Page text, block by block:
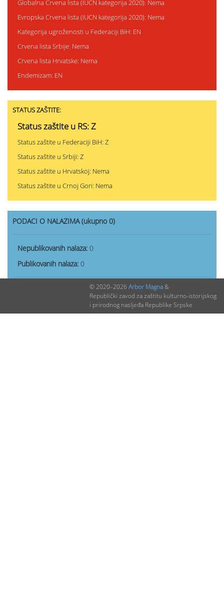
Globalna Crvena lista (IUCN kategorija 2020): Nema
Evropska Crvena lista (IUCN kategorija 2020): Nema
Kategorija ugroženosti u Federaciji BiH: EN
Crvena lista Srbije: Nema
Crvena lista Hrvatske: Nema
Endemizam: EN
STATUS ZAŠTITE:
Status zaštite u RS: Z
Status zaštite u Federaciji BiH: Z
Status zaštite u Srbiji: Z
Status zaštite u Hrvatskoj: Nema
Status zaštite u Crnoj Gori: Nema
PODACI O NALAZIMA (ukupno 0)
Nepublikovanih nalaza: 0
Publikovanih nalaza: 0
© 2020–2026 Arbor Magna&
Republički zavod za zaštitu kulturno-istorijskog
i prirodnog nasljeđa Republike Srpske